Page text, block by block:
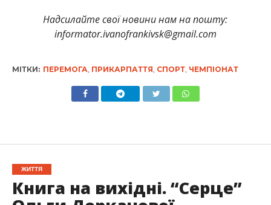
Надсилайте свої новини нам на пошту:
informator.ivanofrankivsk@gmail.com
МІТКИ: ПЕРЕМОГА ПРИКАРПАТТЯ СПОРТ, ЧЕМПІОНАТ
ЖИТТЯ
Книга на вихідні. “Серце”